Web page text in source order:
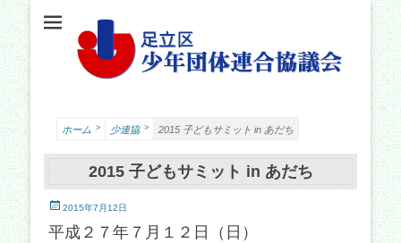
足立区少年団体連
合協議会
足立少年団体連合協議会（少連協）は、地域の力と行政をつなぐ役割を担い、足立
区の子どもたちの健やかな成長を願い、活動しています。
ホーム > 少連協 > 2015 子どもサミット in あだち
2015 子どもサミット in あだち
投
日
2015年7月12日
平成２７年７月１２日（日）